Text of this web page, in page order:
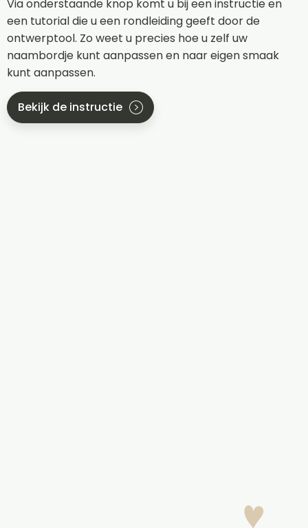
Via onderstaande knop komt u bij een instructie en
een tutorial die u een rondleiding geeft door de
ontwerptool. Zo weet u precies hoe u zelf uw
naambordje kunt aanpassen en naar eigen smaak
kunt aanpassen.
Bekijk de instructie